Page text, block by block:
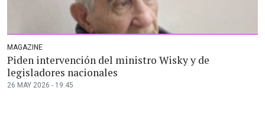
MAGAZINE
Piden intervención del ministro Wisky y de
legisladores nacionales
26 MAY 2026 - 19:45